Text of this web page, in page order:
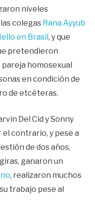
niveles
colegas Rana Ayyub
en Brasil, y que
pretendieron
pareja homosexual
en condición de
de etcéteras.
Del Cid y Sonny
contrario, y pese a
de dos años,
ganaron un
, realizaron muchos
trabajo pese al